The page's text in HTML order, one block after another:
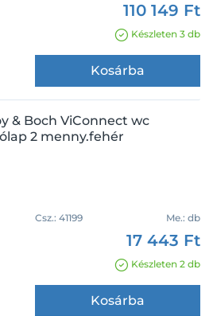
110 149 Ft
Készleten 3 db
Kosárba
& Boch ViConnect wc
2 menny.fehér
Csz.: 41199 Me.: db
17 443 Ft
Készleten 2 db
Kosárba